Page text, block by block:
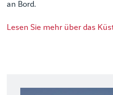
an Bord.
Lesen Sie mehr über das